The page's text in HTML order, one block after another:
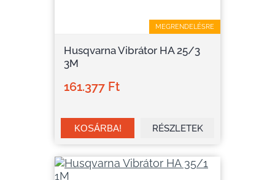
MEGRENDELÉSRE
Husqvarna Vibrátor HA 25/3
3M
161.377 Ft
RÉSZLETEK